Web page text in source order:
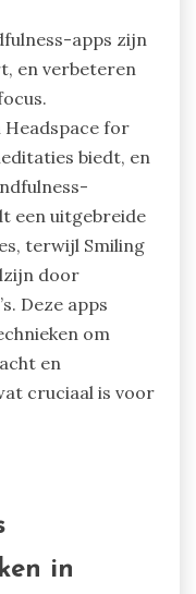
van kalmte,
situaties in de
blootstelling
prestaties
zoals
kan een
atleten
apps
apps zijn
for